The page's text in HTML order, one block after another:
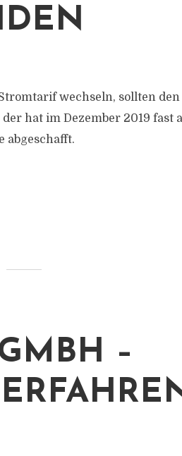
wechseln, sollten den
hat im Dezember 2019 fast
abgeschafft.
–